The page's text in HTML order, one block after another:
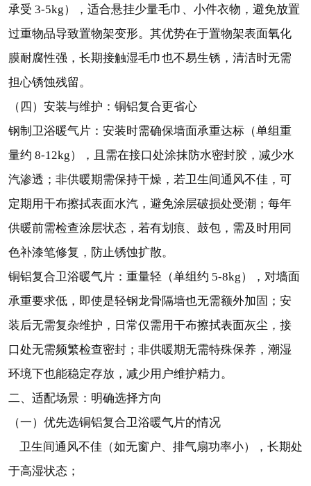
承受 3-5kg），适合悬挂少量毛巾、小件衣物，避免放置
过重物品导致置物架变形。其优势在于置物架表面氧化
膜耐腐性强，长期接触湿毛巾也不易生锈，清洁时无需
担心锈蚀残留。
（四）安装与维护：铜铝复合更省心
钢制卫浴暖气片：安装时需确保墙面承重达标（单组重
量约 8-12kg），且需在接口处涂抹防水密封胶，减少水
汽渗透；非供暖期需保持干燥，若卫生间通风不佳，可
定期用干布擦拭表面水汽，避免涂层破损处受潮；每年
供暖前需检查涂层状态，若有划痕、鼓包，需及时用同
色补漆笔修复，防止锈蚀扩散。
铜铝复合卫浴暖气片：重量轻（单组约 5-8kg），对墙面
承重要求低，即使是轻钢龙骨隔墙也无需额外加固；安
装后无需复杂维护，日常仅需用干布擦拭表面灰尘，接
口处无需频繁检查密封；非供暖期无需特殊保养，潮湿
环境下也能稳定存放，减少用户维护精力。
二、适配场景：明确选择方向
（一）优先选铜铝复合卫浴暖气片的情况
卫生间通风不佳（如无窗户、排气扇功率小），长期处
于高湿状态；